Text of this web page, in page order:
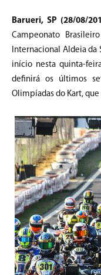
Barueri, SP (28/08/
Campeonato
Internacional Aldeia da
início nesta quinta-
definirá os últimos
Olimpíadas do Kart,